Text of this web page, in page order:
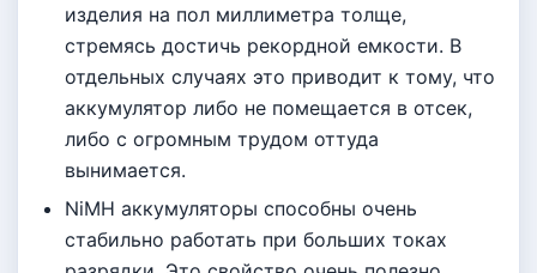
изделия на пол миллиметра толще,
стремясь достичь рекордной емкости. В
отдельных случаях это приводит к тому, что
аккумулятор либо не помещается в отсек,
либо с огромным трудом оттуда
вынимается.
NiMH аккумуляторы способны очень
стабильно работать при больших токах